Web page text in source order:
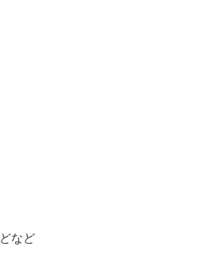
など